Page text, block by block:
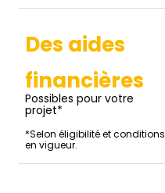
Des aides
financières
Possibles pour votre
projet*
*Selon éligibilité et conditions
en vigueur.